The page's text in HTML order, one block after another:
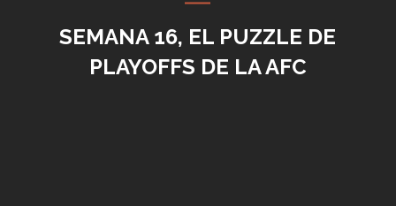
SEMANA 16, EL PUZZLE DE
PLAYOFFS DE LA AFC